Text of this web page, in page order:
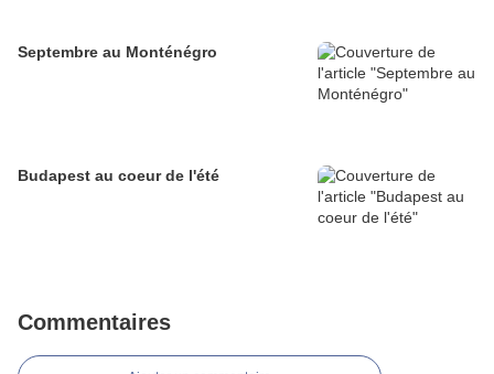
Septembre au Monténégro
Budapest au coeur de l'été
Commentaires